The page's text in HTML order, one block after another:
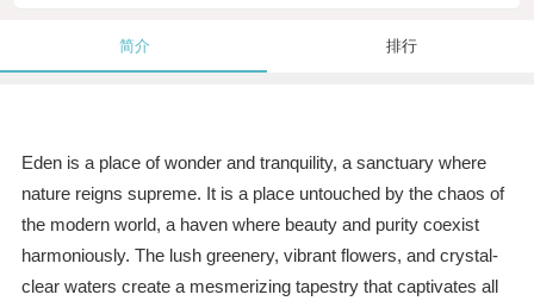
简介 排行
Eden is a place of wonder and tranquility, a sanctuary where
nature reigns supreme. It is a place untouched by the chaos of
the modern world, a haven where beauty and purity coexist
harmoniously. The lush greenery, vibrant flowers, and crystal-
clear waters create a mesmerizing tapestry that captivates all